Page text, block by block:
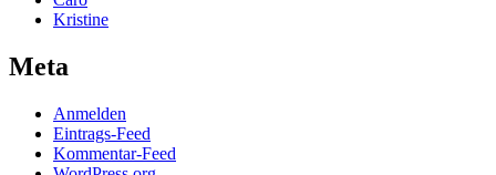
Kristine
Meta
Anmelden
Eintrags-Feed
Kommentar-Feed